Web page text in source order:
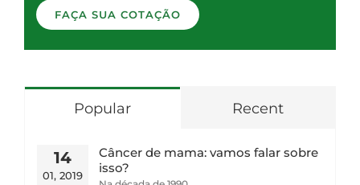
FAÇA SUA COTAÇÃO
Popular Recent
14
01, 2019
Câncer de mama: vamos falar sobre
isso?